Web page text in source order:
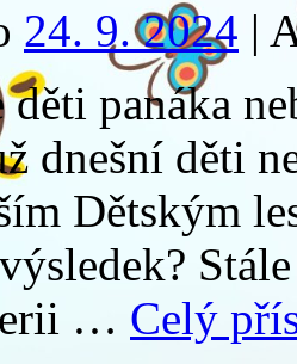
24. 9. 2024 |
děti panáka
dnešní děti
Dětským
… Celý